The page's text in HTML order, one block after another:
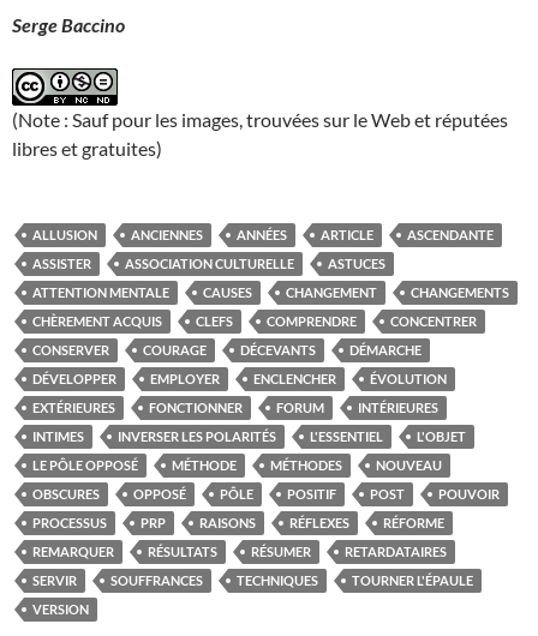
Serge Baccino
(Note : Sauf pour les images, trouvées sur le Web et réputées
libres et gratuites)
ALLUSION ANCIENNES ANNÉES ARTICLE
ASCENDANTE
ASSISTER
ASSOCIATION CULTURELLE
ASTUCES
ATTENTION MENTALE
CAUSES CHANGEMENT
CHANGEMENTS
CHÈREMENT ACQUIS
CLEFS COMPRENDRE
CONCENTRER
CONSERVER
COURAGE DÉCEVANTS
DÉMARCHE
DÉVELOPPER
EMPLOYER ENCLENCHER
ÉVOLUTION
EXTÉRIEURES
FONCTIONNER FORUM
INTÉRIEURES
INTIMES
INVERSER LES POLARITÉS L'ESSENTIEL
L'OBJET
LE PÔLE OPPOSÉ
MÉTHODE MÉTHODES
NOUVEAU
OBSCURES
OPPOSÉ PÔLE POSITIF POST
POUVOIR
PROCESSUS
PRP RAISONS RÉFLEXES
RÉFORME
REMARQUER
RÉSULTATS RÉSUMER
RETARDATAIRES
SERVIR
SOUFFRANCES TECHNIQUES
TOURNER L'ÉPAULE
VERSION